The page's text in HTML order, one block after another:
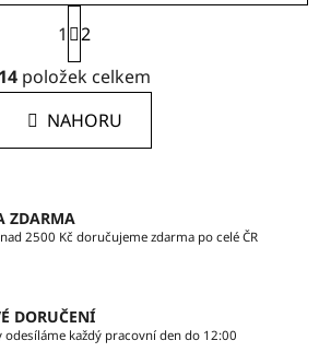
O
v
l
á
d
í
p
k
y
S
t
r
á
n
k
í
1
2
14 položek celkem
NAHORU
ZDARMA
2500 Kč doručujeme zdarma po celé ČR
DORUČENÍ
odesíláme každý pracovní den do 12:00